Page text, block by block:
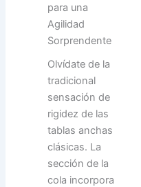
para una
Agilidad
Sorprendente
Olvídate de la
tradicional
sensación de
rigidez de las
tablas anchas
clásicas. La
sección de la
cola incorpora